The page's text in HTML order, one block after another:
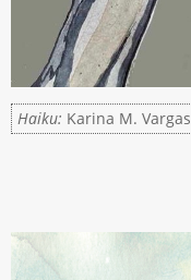
Haiku: Karina M. Vargas